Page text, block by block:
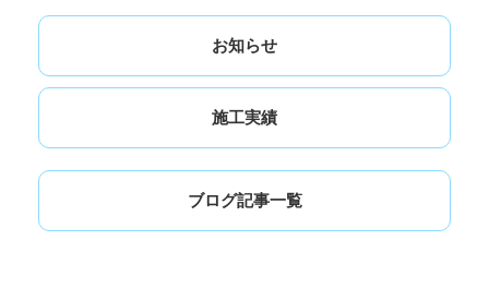
お知らせ
施工実績
ブログ記事一覧